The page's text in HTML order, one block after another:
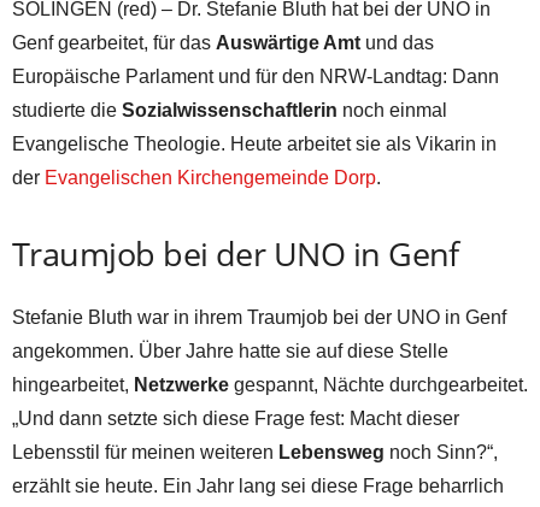
SOLINGEN (red) – Dr. Stefanie Bluth hat bei der UNO in
Genf gearbeitet, für das Auswärtige Amt und das
Europäische Parlament und für den NRW-Landtag: Dann
studierte die Sozialwissenschaftlerin noch einmal
Evangelische Theologie. Heute arbeitet sie als Vikarin in
der Evangelischen Kirchengemeinde Dorp.
Traumjob bei der UNO in Genf
Stefanie Bluth war in ihrem Traumjob bei der UNO in Genf
angekommen. Über Jahre hatte sie auf diese Stelle
hingearbeitet, Netzwerke gespannt, Nächte durchgearbeitet.
„Und dann setzte sich diese Frage fest: Macht dieser
Lebensstil für meinen weiteren Lebensweg noch Sinn?“,
erzählt sie heute. Ein Jahr lang sei diese Frage beharrlich